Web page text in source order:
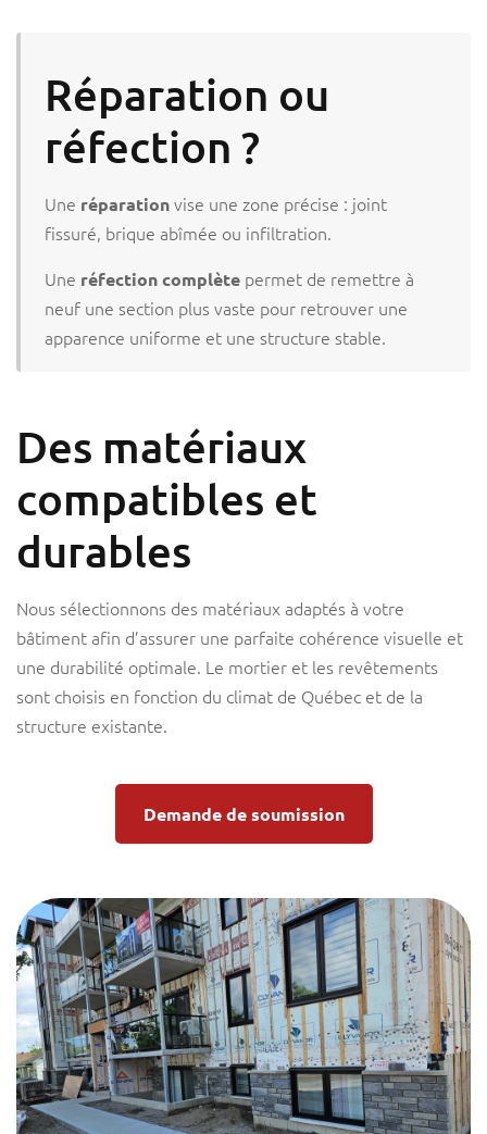
Réparation ou
réfection ?
Une réparationvise une zone précise : joint
fissuré, brique abîmée ou infiltration.
Une réfection complète permet de remettre à
neuf une section plus vaste pour retrouver une
apparence uniforme et une structure stable.
Des matériaux
compatibles et
durables
Nous sélectionnons des matériaux adaptés à votre
bâtiment afin d’assurer une parfaite cohérence visuelle et
une durabilité optimale. Le mortier et les revêtements
sont choisis en fonction du climat de Québec et de la
structure existante.
Demande de soumission